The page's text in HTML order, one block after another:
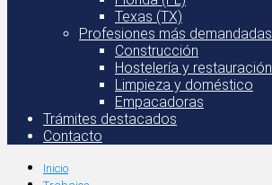
Texas (TX)
Profesiones más demandadas
Construcción
Hostelería y restauración
Limpieza y doméstico
Empacadoras
Trámites destacados
Contacto
Inicio